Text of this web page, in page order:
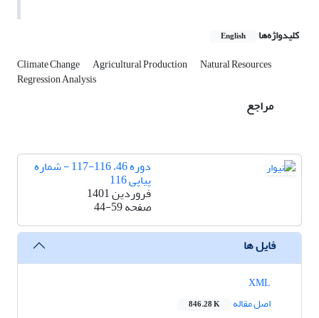
کلیدواژه‌ها English
Climate Change Agricultural Production Natural Resources
Regression Analysis
مراجع
دوره 46، 116-117 - شماره
پیاپی 116
فروردین 1401
صفحه44-59
فایل ها
اصل مقاله
846.28 K